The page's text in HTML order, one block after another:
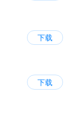
下载
下载